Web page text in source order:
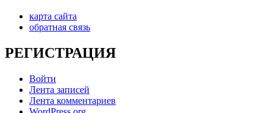
карта сайта
обратная связь
РЕГИСТРАЦИЯ
Войти
Лента записей
Лента комментариев